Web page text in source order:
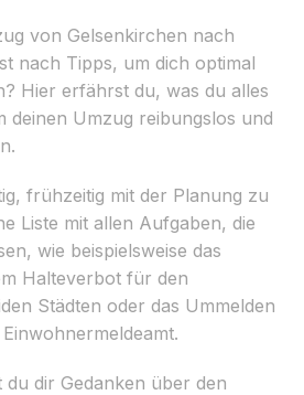
von Gelsenkirchen nach
nach Tipps, um dich optimal
Hier erfährst du, was du alles
deinen Umzug reibungslos und
frühzeitig mit der Planung zu
Liste mit allen Aufgaben, die
wie beispielsweise das
Halteverbot für den
Städten oder das Ummelden
du dir Gedanken über den